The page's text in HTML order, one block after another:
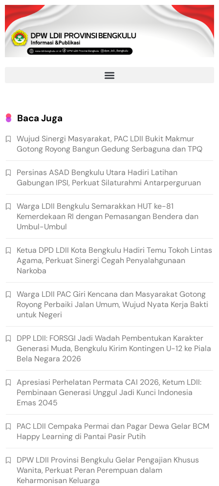
Baca Juga
Wujud Sinergi Masyarakat, PAC LDII Bukit Makmur
Gotong Royong Bangun Gedung Serbaguna dan TPQ
Persinas ASAD Bengkulu Utara Hadiri Latihan
Gabungan IPSI, Perkuat Silaturahmi Antarperguruan
Warga LDII Bengkulu Semarakkan HUT ke-81
Kemerdekaan RI dengan Pemasangan Bendera dan
Umbul-Umbul
Ketua DPD LDII Kota Bengkulu Hadiri Temu Tokoh Lintas
Agama, Perkuat Sinergi Cegah Penyalahgunaan
Narkoba
Warga LDII PAC Giri Kencana dan Masyarakat Gotong
Royong Perbaiki Jalan Umum, Wujud Nyata Kerja Bakti
untuk Negeri
DPP LDII: FORSGI Jadi Wadah Pembentukan Karakter
Generasi Muda, Bengkulu Kirim Kontingen U-12 ke Piala
Bela Negara 2026
Apresiasi Perhelatan Permata CAI 2026, Ketum LDII:
Pembinaan Generasi Unggul Jadi Kunci Indonesia
Emas 2045
PAC LDII Cempaka Permai dan Pagar Dewa Gelar BCM
Happy Learning di Pantai Pasir Putih
DPW LDII Provinsi Bengkulu Gelar Pengajian Khusus
Wanita, Perkuat Peran Perempuan dalam
Keharmonisan Keluarga